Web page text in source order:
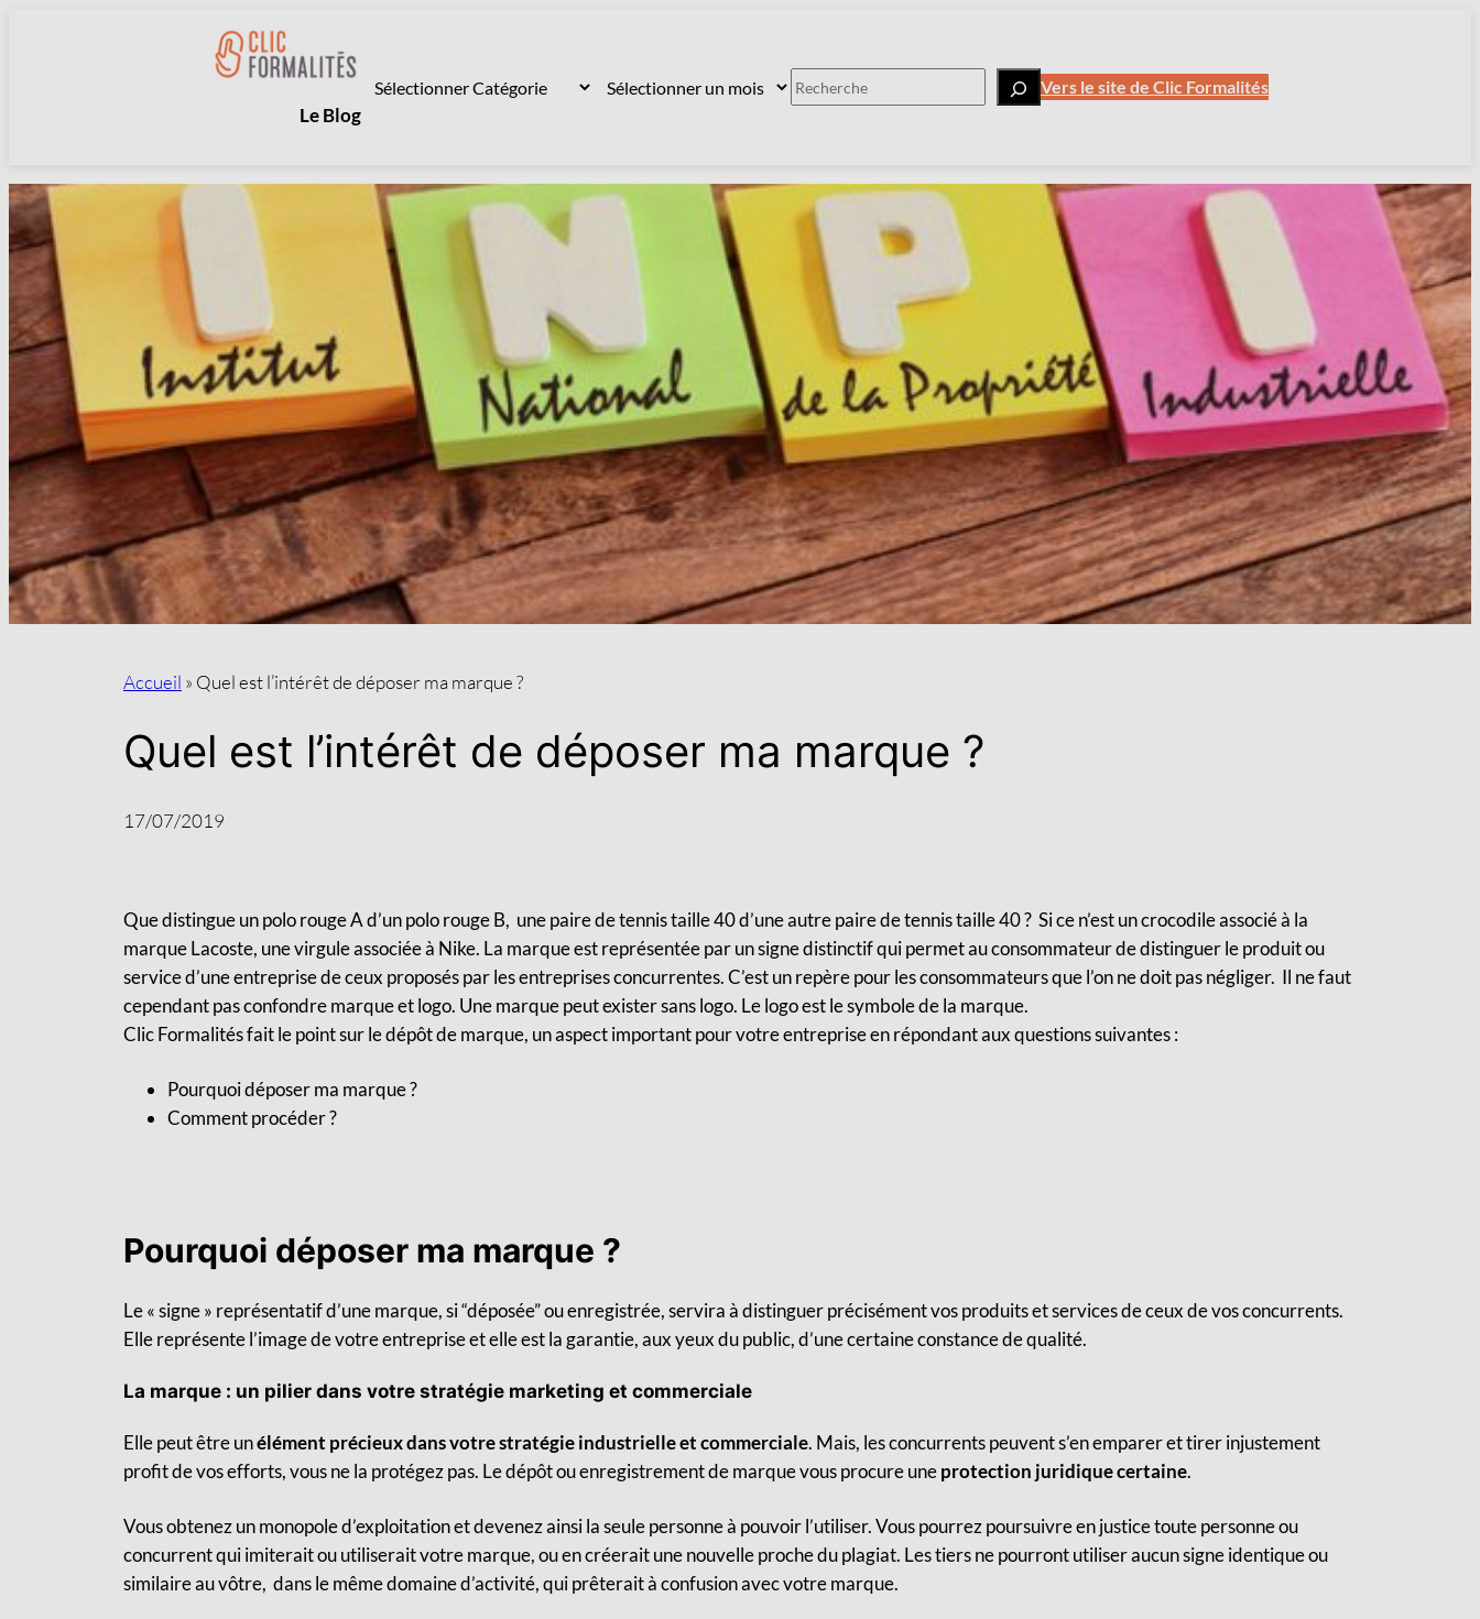
Le Blog
Catégories Archives Rechercher Vers le site de Clic Formalités
Accueil » Quel est l’intérêt de déposer ma marque ?
Quel est l’intérêt de déposer ma marque ?
17/07/2019
Que distingue un polo rouge A d’un polo rouge B, une paire de tennis taille 40 d’une autre paire de tennis taille 40 ? Si ce n’est un crocodile associé à la
marque Lacoste, une virgule associée à Nike. La marque est représentée parun signe distinctif qui permet au consommateur de distinguer le produit ou
service d’une entreprise de ceux proposés par les entreprises concurrentes. C’est un repère pour les consommateurs que l’on ne doit pas négliger. Il ne faut
cependant pas confondre marque et logo. Une marque peut exister sans logo. Le logo est le symbole de la marque.
Clic Formalités fait le point sur le dépôt de marque, un aspect important pour votre entreprise en répondant aux questions suivantes :
Pourquoi déposer ma marque ?
Comment procéder ?
Pourquoi déposer ma marque ?
Le « signe » représentatif d’une marque, si “déposée” ou enregistrée,servira à distinguer précisément vos produits et services de ceux de vos concurrents.
Elle représente l’image de votre entreprise et elle est la garantie, aux yeux du public, d’une certaine constance de qualité.
La marque : un pilier dans votre stratégie marketing et commerciale
Elle peut être unélément précieux dans votre stratégie industrielle et commerciale. Mais, les concurrents peuvent s’en emparer et tirer injustement
profit de vos efforts,vous ne la protégez pas. Le dépôt ou enregistrement de marque vous procure uneprotection juridique certaine.
Vous obtenez un monopole d’exploitation et devenez ainsi la seule personne à pouvoir l’utiliser. Vous pourrez poursuivre en justice toute personne ou
concurrent qui imiterait ou utiliserait votre marque,ouen créerait une nouvelle proche du plagiat. Les tiers ne pourront utiliser aucun signe identique ou
similaire au vôtre, dans le même domaine d’activité, qui prêterait à confusion avec votre marque.